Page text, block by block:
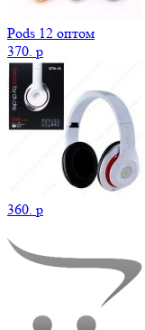
Pods 12 оптом
370. p
360. p